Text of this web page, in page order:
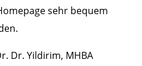
sehr bequem
Dr. Yildirim, MHBA